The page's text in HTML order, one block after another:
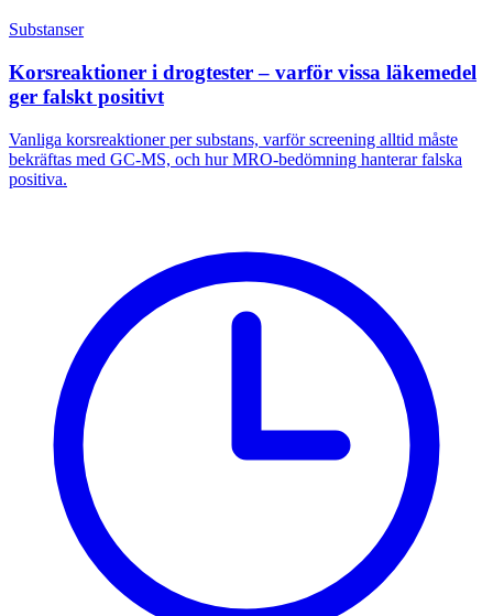
Substanser
Korsreaktioner i drogtester – varför vissa läkemedel
ger falskt positivt
Vanliga korsreaktioner per substans, varför screening alltid måste
bekräftas med GC-MS, och hur MRO-bedömning hanterar falska
positiva.